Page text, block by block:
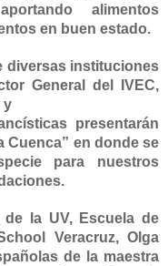
alimentos
en buen estado.
diversas instituciones
General del IVEC,
y
presentarán
Cuenca” en donde se
para nuestros
de la UV, Escuela de
Veracruz, Olga
de la maestra